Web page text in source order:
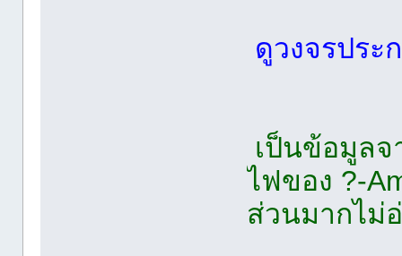
ดูวงจรประ
เป็นข้อมูลจ
ไฟของ ?-
ส่วนมากไม่